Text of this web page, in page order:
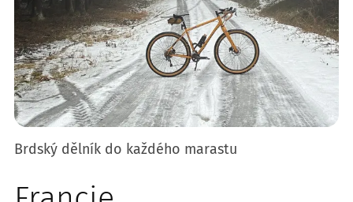
Brdský dělník do každého marastu